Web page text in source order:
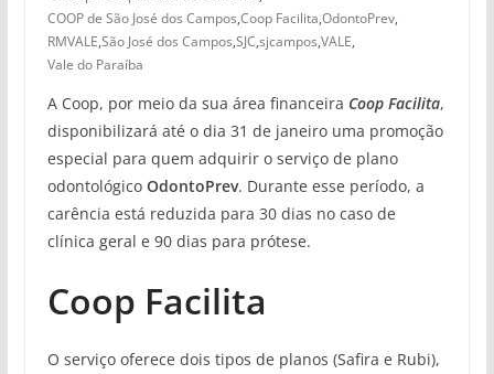
COOP de São José dos Campos,Coop Facilita,OdontoPrev,
RMVALE,São José dos Campos,SJC,sjcampos,VALE,
Vale do Paraíba
A Coop, por meio da sua área financeira Coop Facilita,
disponibilizará até o dia 31 de janeiro uma promoção
especial para quem adquirir o serviço de plano
odontológicoOdontoPrev. Durante esse período, a
carência está reduzida para 30 dias no caso de
clínica geral e 90 dias para prótese.
Coop Facilita
O serviço oferece dois tipos de planos (Safira e Rubi),